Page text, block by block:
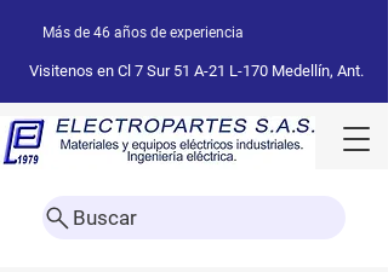
Más de 46 años de experiencia
Visitenos en Cl 7 Sur 51 A-21 L-170 Medellín, Ant.
Buscar